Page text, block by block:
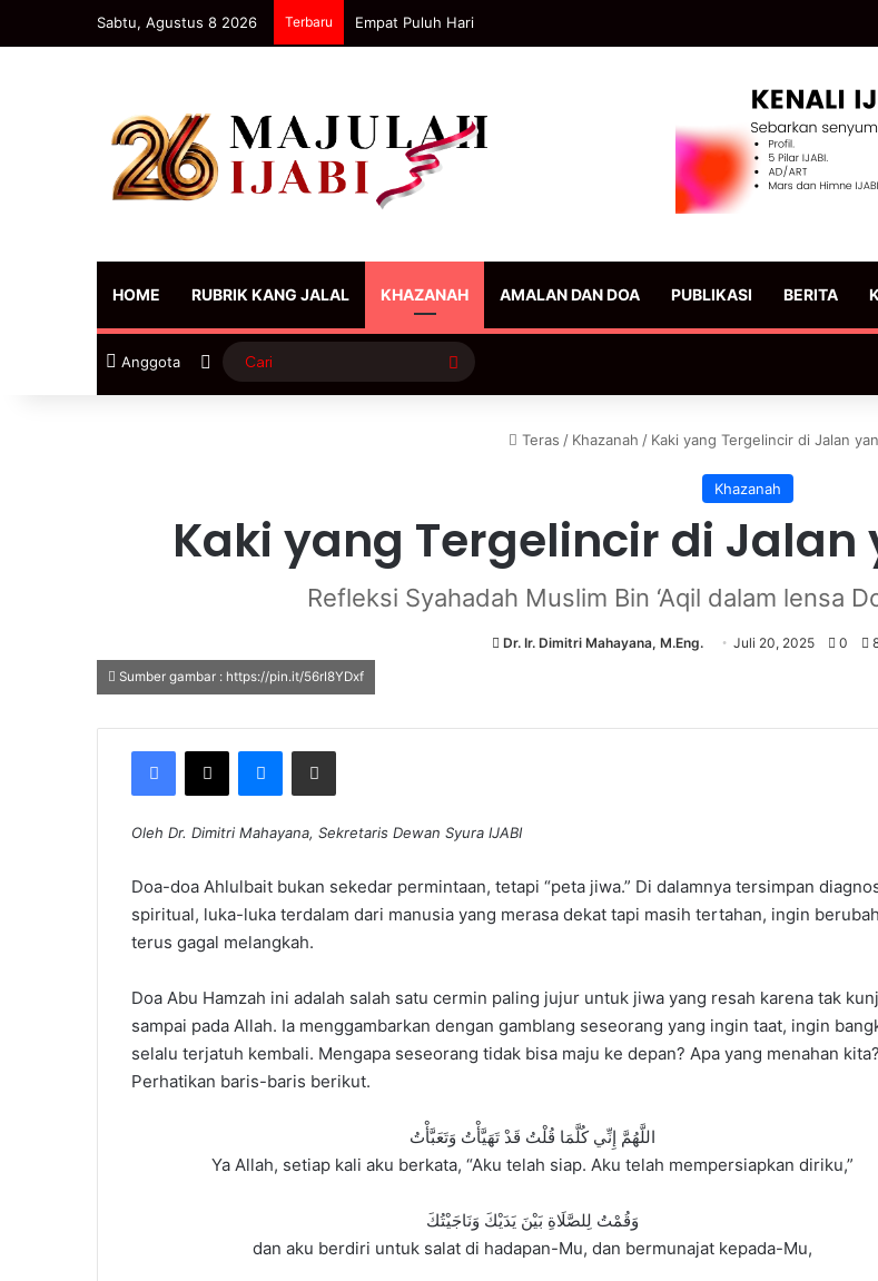
Sabtu, Agustus 8 2026 Terbaru Empat Puluh Hari
HOME RUBRIK KANG JALAL KHAZANAH AMALAN DAN DOA PUBLIKASI BERITA
Anggota Sidebar Cari
Teras / Khazanah / Kaki yang Tergelincir di Jalan
Khazanah
Kaki yang Tergelincir di
Refleksi Syahadah Muslim Bin ‘Aqil dalam lensa
Dr. Ir. Dimitri Mahayana, M.Eng. Juli 20, 2025 0
Sumber gambar : https://pin.it/56rI8YDxf
Facebook
X Messenger
Share via Email
Oleh Dr. Dimitri Mahayana, Sekretaris Dewan Syura IJABI
Doa-doa Ahlulbait bukan sekedar permintaan, tetapi “peta jiwa.” Di dalamnya tersimpan
spiritual, luka-luka terdalam dari manusia yang merasa dekat tapi masih tertahan, ingin
terus gagal melangkah.
Doa Abu Hamzah ini adalah salah satu cermin paling jujur untuk jiwa yang resah karena tak
sampai pada Allah. Ia menggambarkan dengan gamblang seseorang yang ingin taat, ingin
selalu terjatuh kembali. Mengapa seseorang tidak bisa maju ke depan? Apa yang menahan kita?
Perhatikan baris-baris berikut.
اللَّهُمَّ إِنِّي كُلَّمَا قُلْتُ قَدْ تَهَيَّأْتُ وَتَعَبَّأْتُ
Ya Allah, setiap kali aku berkata, “Aku telah siap. Aku telah mempersiapkan diriku,”
وَقُمْتُ لِلصَّلَاةِ بَيْنَ يَدَيْكَ وَنَاجَيْتُكَ
dan aku berdiri untuk salat di hadapan-Mu, dan bermunajat kepada-Mu,